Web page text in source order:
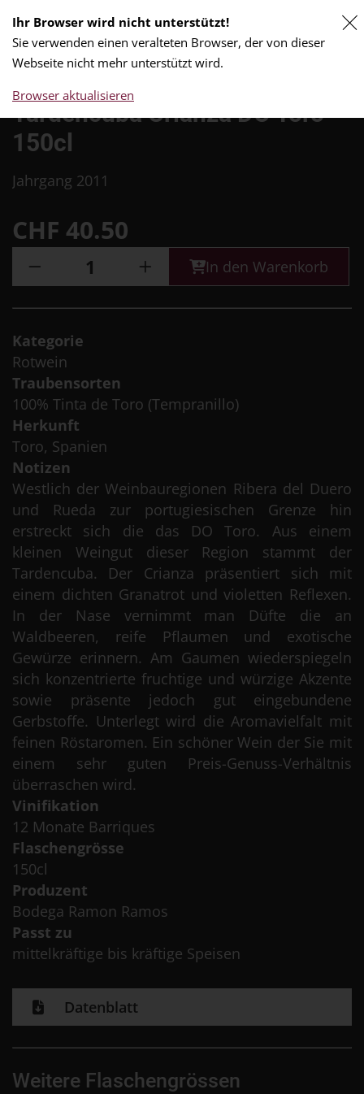
Tardencuba Crianza DO Toro
150cl
Jahrgang 2011
CHF 40.50
In den Warenkorb
Kategorie
Rotwein
Traubensorten
100% Tinta de Toro (Tempranillo)
Herkunft
Toro, Spanien
Notizen
Westlich der Weinbauregionen Ribera del Duero
und Rueda zur portugiesischen Grenze hin
erstreckt sich die das DO Toro. Aus einem
kleinen Weingut dieser Region stammt der
Tardencuba. Der Crianza präsentiert sich mit
einem dichten Granatrot und violetten Reflexen.
In der Nase vernimmt man Düfte die an
Waldbeeren, reife Pflaumen und exotische
Gewürze erinnern. Am Gaumen wiederspiegeln
sich konzentrierte fruchtige und würzige Akzente
sowie präsente jedoch gut eingebundene
Gerbstoffe. Unterlegt wird die Aromavielfalt mit
feinen Röstaromen. Ein schöner Wein der Sie mit
einem sehr guten Preis-Genuss-Verhältnis
überraschen wird.
Vinifikation
12 Monate Barriques
Flaschengrösse
150cl
Produzent
Bodega Ramon Ramos
Passt zu
mittelkräftige bis kräftige Speisen
Datenblatt
Weitere Flaschengrössen
Ihr Browser wird nicht unterstützt!
Sie verwenden einen veralteten Browser, der von dieser
Webseite nicht mehr unterstützt wird.
Browser aktualisieren